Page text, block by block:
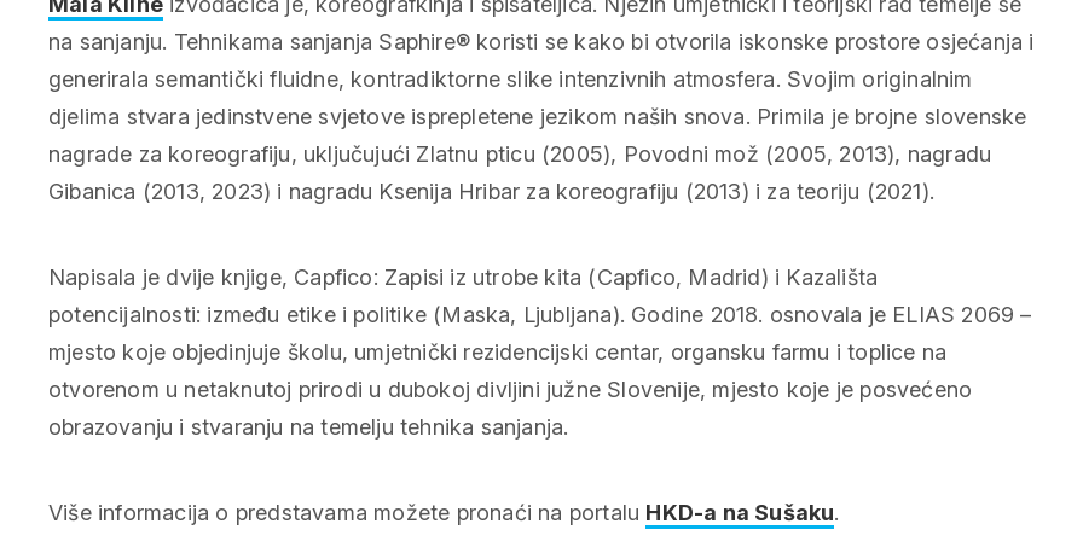
na sanjanju. Tehnikama sanjanja Saphire® koristi se kako bi otvorila iskonske prostore osjećanja i
generirala semantički fluidne, kontradiktorne slike intenzivnih atmosfera. Svojim originalnim
djelima stvara jedinstvene svjetove isprepletene jezikom naših snova. Primila je brojne slovenske
nagrade za koreografiju, uključujući Zlatnu pticu (2005), Povodni mož (2005, 2013), nagradu
Gibanica (2013, 2023) i nagradu Ksenija Hribar za koreografiju (2013) i za teoriju (2021).
Napisala je dvije knjige, Capfico: Zapisi iz utrobe kita (Capfico, Madrid) i Kazališta
potencijalnosti: između etike i politike (Maska, Ljubljana). Godine 2018. osnovala je ELIAS 2069 –
mjesto koje objedinjuje školu, umjetnički rezidencijski centar, organsku farmu i toplice na
otvorenom u netaknutoj prirodi u dubokoj divljini južne Slovenije, mjesto koje je posvećeno
obrazovanju i stvaranju na temelju tehnika sanjanja.
Više informacija o predstavama možete pronaći na portalu HKD-a na Sušaku.